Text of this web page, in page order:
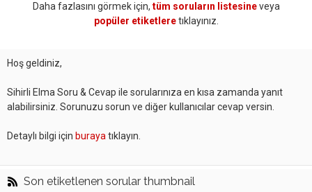
Daha fazlasını görmek için, tüm soruların listesineveya
popüler etiketleretıklayınız.
Hoş geldiniz,
Sihirli Elma Soru & Cevap ile sorularınıza en kısa zamanda yanıt
alabilirsiniz. Sorunuzu sorun ve diğer kullanıcılar cevap versin.
Detaylı bilgi için buraya tıklayın.
Son etiketlenen sorular thumbnail